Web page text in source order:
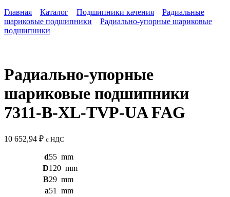
Главная
Каталог Подшипники качения
Радиальные
шариковые подшипники
Радиально-упорные шариковые
подшипники
Радиально-упорные
шариковые подшипники
7311-B-XL-TVP-UA FAG
10 652,94 ₽ с НДС
d55 mm
D120 mm
B29 mm
a51
mm